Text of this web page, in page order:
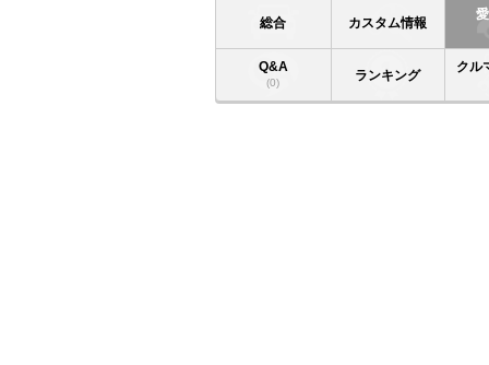
総合 カスタム情報
Q&A
(0) ランキング
クル